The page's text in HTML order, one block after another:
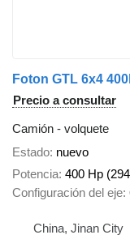
Foton GTL 6x4
Precio a consultar
Camión - volquete
Estado nuevo
Potencia 400 Hp
Configuración del eje
China, Jinan City